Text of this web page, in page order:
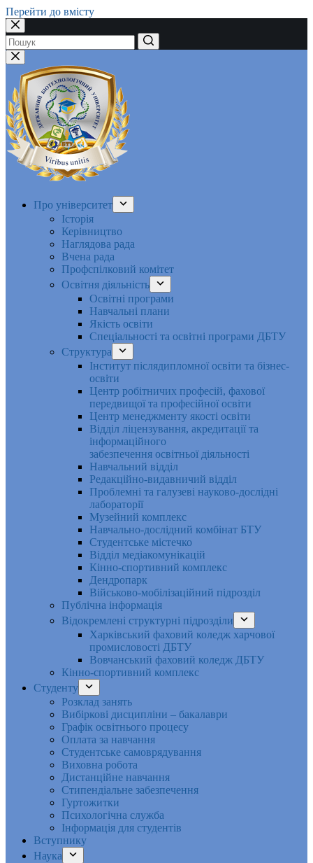
Перейти до вмісту
Немає
результатів
Про університет
Історія
Керівництво
Наглядова рада
Вчена рада
Профспілковий комітет
Освітня діяльність
Освітні програми
Навчальні плани
Якість освіти
Спеціальності та освітні програми ДБТУ
Структура
Інститут післядипломної освіти та бізнес-
освіти
Центр робітничих професій, фахової
передвищої та професійної освіти
Центр менеджменту якості освіти
Відділ ліцензування, акредитації та
інформаційного
забезпечення освітньої діяльності
Навчальний відділ
Редакційно-видавничий відділ
Проблемні та галузеві науково-дослідні
лабораторії
Музейний комплекс
Навчально-дослідний комбінат БТУ
Студентське містечко
Відділ медіакомунікацій
Кінно-спортивний комплекс
Дендропарк
Військово-мобілізаційний підрозділ
Публічна інформація
Відокремлені структурні підрозділи
Харківський фаховий коледж харчової
промисловості ДБТУ
Вовчанський фаховий коледж ДБТУ
Кінно-спортивний комплекс
Студенту
Розклад занять
Вибіркові дисципліни – бакалаври
Графік освітнього процесу
Оплата за навчання
Студентське самоврядування
Виховна робота
Дистанційне навчання
Стипендіальне забезпечення
Гуртожитки
Психологічна служба
Інформація для студентів
Вступнику
Наука